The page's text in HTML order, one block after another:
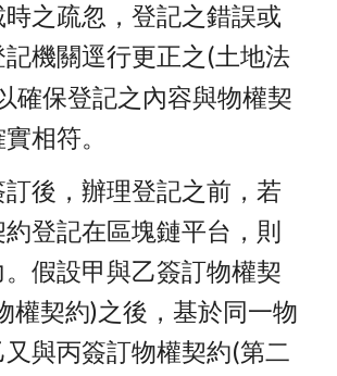
之疏忽，登記之錯誤或
記機關逕行更正之(土地法
確保登記之內容與物權契
相符。
後，辦理登記之前，若
登記在區塊鏈平台，則
假設甲與乙簽訂物權契
權契約)之後，基於同一物
與丙簽訂物權契約(第二